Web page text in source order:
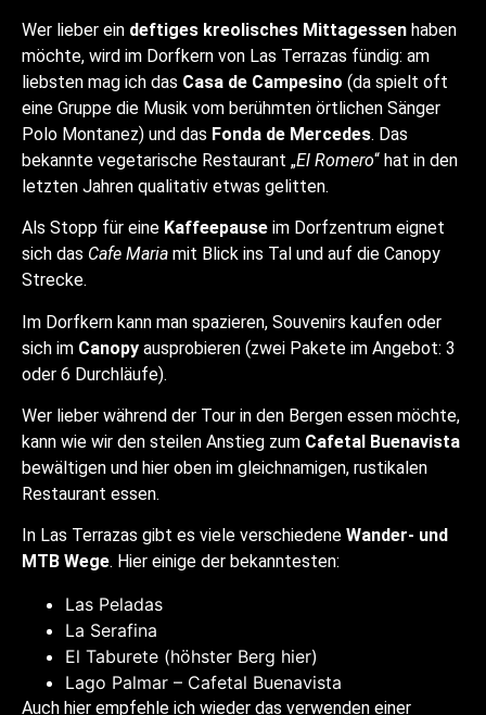
Wer lieber ein deftiges kreolisches Mittagessen haben
möchte, wird im Dorfkern von Las Terrazas fündig: am
liebsten mag ich das Casa de Campesino (da spielt oft
eine Gruppe die Musik vom berühmten örtlichen Sänger
Polo Montanez) und das Fonda de Mercedes. Das
bekannte vegetarische Restaurant „El Romero“ hat in den
letzten Jahren qualitativ etwas gelitten.
Als Stopp für eine Kaffeepause im Dorfzentrum eignet
sich das Cafe Maria mit Blick ins Tal und auf die Canopy
Strecke.
Im Dorfkern kann man spazieren, Souvenirs kaufen oder
sich im Canopy ausprobieren (zwei Pakete im Angebot: 3
oder 6 Durchläufe).
Wer lieber während der Tour in den Bergen essen möchte,
kann wie wir den steilen Anstieg zum Cafetal Buenavista
bewältigen und hier oben im gleichnamigen, rustikalen
Restaurant essen.
In Las Terrazas gibt es viele verschiedene Wander- und
MTB Wege. Hier einige der bekanntesten:
Las Peladas
La Serafina
El Taburete (höhster Berg hier)
Lago Palmar – Cafetal Buenavista
Auch hier empfehle ich wieder das verwenden einer